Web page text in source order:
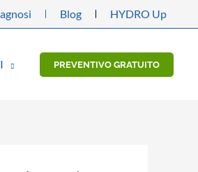
Blog HYDRO Up
PREVENTIVO GRATUITO